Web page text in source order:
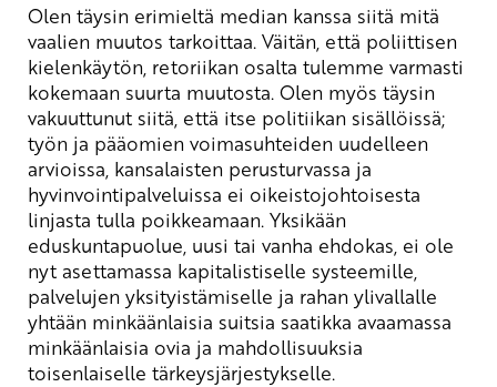
Olen täysin erimieltä median kanssa siitä mitä
vaalien muutos tarkoittaa. Väitän, että poliittisen
kielenkäytön, retoriikan osalta tulemme varmasti
kokemaan suurta muutosta. Olen myös täysin
vakuuttunut siitä, että itse politiikan sisällöissä;
työn ja pääomien voimasuhteiden uudelleen
arvioissa, kansalaisten perusturvassa ja
hyvinvointipalveluissa ei oikeistojohtoisesta
linjasta tulla poikkeamaan. Yksikään
eduskuntapuolue, uusi tai vanha ehdokas, ei ole
nyt asettamassa kapitalistiselle systeemille,
palvelujen yksityistämiselle ja rahan ylivallalle
yhtään minkäänlaisia suitsia saatikka avaamassa
minkäänlaisia ovia ja mahdollisuuksia
toisenlaiselle tärkeysjärjestykselle.